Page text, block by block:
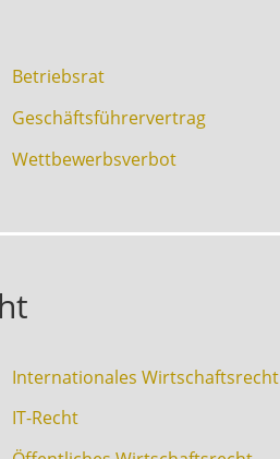
Betriebsrat
Geschäftsführervertrag
Wettbewerbsverbot
Internationales Wirtschaftsrecht
IT-Recht